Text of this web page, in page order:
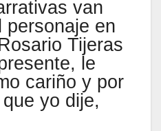
van
personaje en
Tijeras
le
cariño y por
yo dije,